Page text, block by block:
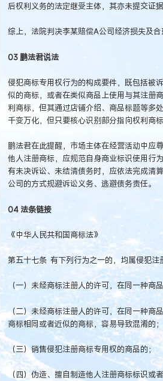
后权利义务的法定继受主体，其亦未提交证
综上，法院判决李某赔偿A公司经济损失及
03 鹏法君说法
侵犯商标专用权行为的构成要件，既包括被
似的商标，或者在类似商品上使用与其注册
利商标，但其通过店铺介绍、商品标题等多
千变万化，但只要核心识别部分指向权利商
鹏法君在此提醒，市场主体在经营活动中应
他人注册商标，应规范自身商业标识使用行
有未决诉讼、未结清债务时，应依法完成清
公司的方式规避诉讼义务、逃避债务责任。
04 法条链接
《中华人民共和国商标法》
第五十七条 有下列行为之一的，均属侵犯注
（一）未经商标注册人的许可，在同一种商
（二）未经商标注册人的许可，在同一种商
商标相同或者近似的商标，容易导致混淆的；
（三）销售侵犯注册商标专用权的商品的；
（四）伪造、擅自制造他人注册商标标识或